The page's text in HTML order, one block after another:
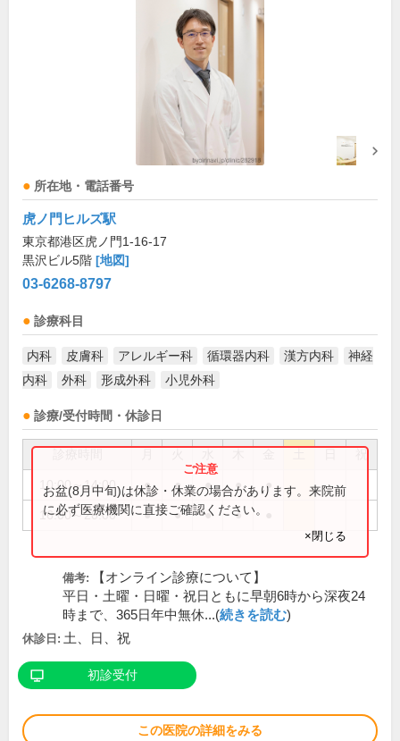
所在地・電話番号
虎ノ門ヒルズ駅
東京都港区虎ノ門1-16-17
黒沢ビル5階 [地図]
03-6268-8797
診療科目
内科 皮膚科 アレルギー科 循環器内科 漢方内科
神経
内科
外科 形成外科 小児外科
診療/受付時間・休診日
祝
10:00～14:00 ● ● ● ● ●
16:00～20:00 ● ● ● ●
お盆(8月中旬)は休診・休業の場合があります。来院前
に必ず医療機関に直接ご確認ください。
×閉じる
備考:
【オンライン診療について】
平日・土曜・日曜・祝日ともに早朝6時から深夜24
時まで、365日年中無休...(続きを読む)
休診日: 土、日、祝
初診受付
この医院の詳細をみる